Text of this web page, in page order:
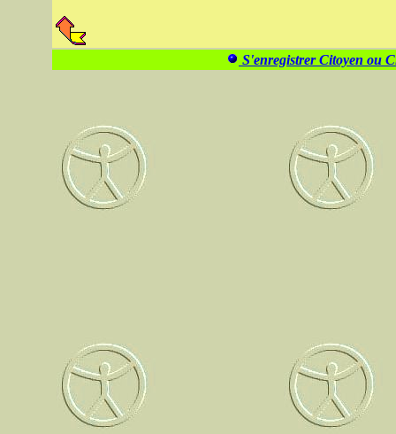
S'enregistrer Citoyen ou